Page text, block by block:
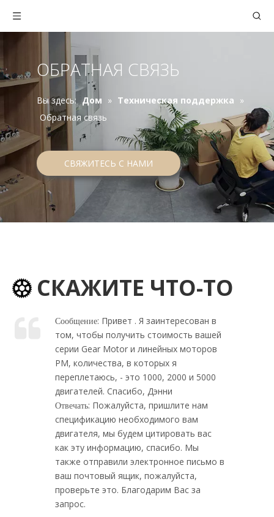
ОБРАТНАЯ СВЯЗЬ
Вы здесь: Дом » Техническая поддержка »
Обратная связь
СВЯЖИТЕСЬ С НАМИ
СКАЖИТЕ ЧТО-ТО
Сообщение: Привет . Я заинтересован в
том, чтобы получить стоимость вашей
серии Gear Motor и линейных моторов
PM, количества, в которых я
переплетаюсь, - это 1000, 2000 и 5000
двигателей. Спасибо, Дэнни
Отвечать: Пожалуйста, пришлите нам
спецификацию необходимого вам
двигателя, мы будем цитировать вас
как эту информацию, спасибо. Мы
также отправили электронное письмо в
ваш почтовый ящик, пожалуйста,
проверьте это. Благодарим Вас за
запрос.